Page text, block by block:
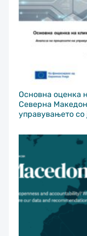
Основна оценка
Северна
управувањето со